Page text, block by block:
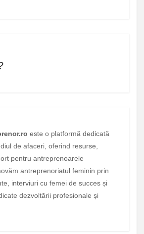
este o platformă dedicată
de afaceri, oferind resurse,
pentru antreprenoarele
antreprenoriatul feminin prin
interviuri cu femei de succes și
dezvoltării profesionale și